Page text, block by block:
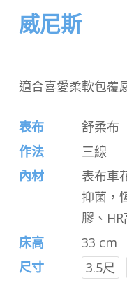
威尼斯
適合喜愛柔軟包覆
表布
舒柔布
作法
三線
內材
表布車
抑菌，
膠、
床高
33 cm
尺寸
3.5尺